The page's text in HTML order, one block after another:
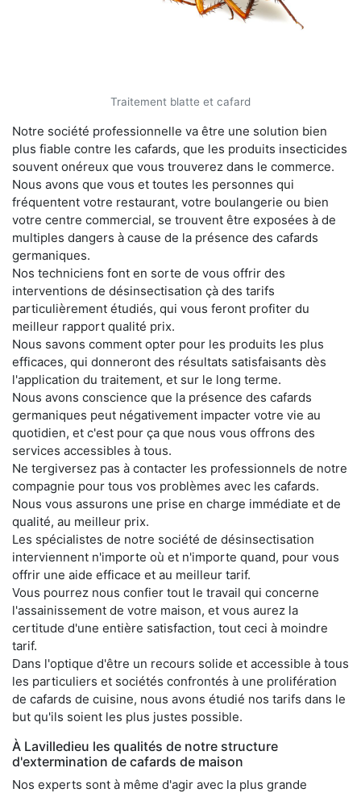
Traitement blatte et cafard
Notre société professionnelle va être une solution bien
plus fiable contre les cafards, que les produits insecticides
souvent onéreux que vous trouverez dans le commerce.
Nous avons que vous et toutes les personnes qui
fréquentent votre restaurant, votre boulangerie ou bien
votre centre commercial, se trouvent être exposées à de
multiples dangers à cause de la présence des cafards
germaniques.
Nos techniciens font en sorte de vous offrir des
interventions de désinsectisation çà des tarifs
particulièrement étudiés, qui vous feront profiter du
meilleur rapport qualité prix.
Nous savons comment opter pour les produits les plus
efficaces, qui donneront des résultats satisfaisants dès
l'application du traitement, et sur le long terme.
Nous avons conscience que la présence des cafards
germaniques peut négativement impacter votre vie au
quotidien, et c'est pour ça que nous vous offrons des
services accessibles à tous.
Ne tergiversez pas à contacter les professionnels de notre
compagnie pour tous vos problèmes avec les cafards.
Nous vous assurons une prise en charge immédiate et de
qualité, au meilleur prix.
Les spécialistes de notre société de désinsectisation
interviennent n'importe où et n'importe quand, pour vous
offrir une aide efficace et au meilleur tarif.
Vous pourrez nous confier tout le travail qui concerne
l'assainissement de votre maison, et vous aurez la
certitude d'une entière satisfaction, tout ceci à moindre
tarif.
Dans l'optique d'être un recours solide et accessible à tous
les particuliers et sociétés confrontés à une prolifération
de cafards de cuisine, nous avons étudié nos tarifs dans le
but qu'ils soient les plus justes possible.
À Lavilledieu les qualités de notre structure
d'extermination de cafards de maison
Nos experts sont à même d'agir avec la plus grande